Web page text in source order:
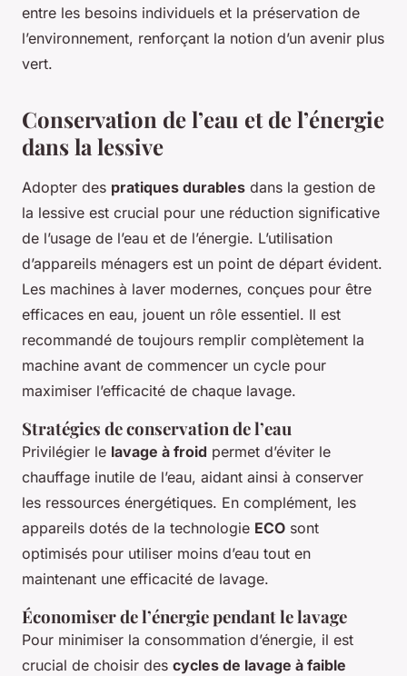
entre les besoins individuels et la préservation de
l’environnement, renforçant la notion d’un avenir plus
vert.
Conservation de l’eau et de l’énergie
dans la lessive
Adopter des pratiques durables dans la gestion de
la lessive est crucial pour une réduction significative
de l’usage de l’eau et de l’énergie. L’utilisation
d’appareils ménagers est un point de départ évident.
Les machines à laver modernes, conçues pour être
efficaces en eau, jouent un rôle essentiel. Il est
recommandé de toujours remplir complètement la
machine avant de commencer un cycle pour
maximiser l’efficacité de chaque lavage.
Stratégies de conservation de l’eau
Privilégier le lavage à froid permet d’éviter le
chauffage inutile de l’eau, aidant ainsi à conserver
les ressources énergétiques. En complément, les
appareils dotés de la technologie ECO sont
optimisés pour utiliser moins d’eau tout en
maintenant une efficacité de lavage.
Économiser de l’énergie pendant le lavage
Pour minimiser la consommation d’énergie, il est
crucial de choisir des cycles de lavage à faible